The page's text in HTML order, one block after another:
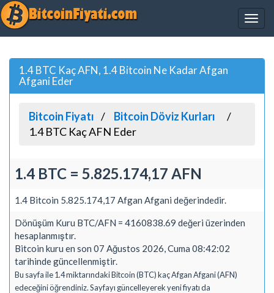
1.4 BTC Kaç AFN, 1.4 Bitcoin Ne Kadar Afgan
Afgani Eder
Bitcoin Fiyatı
Bitcoin Döviz Kurları
1.4 BTC Kaç AFN Eder
1.4 BTC = 5.825.174,17 AFN
1.4 Bitcoin 5.825.174,17 Afgan Afgani değerindedir.
Dönüşüm Kuru BTC/AFN = 4160838.69 değeri üzerinden
hesaplanmıştır.
Bitcoin kuru en son 07 Ağustos 2026, Cuma 08:42:02
tarihinde güncellenmiştir.
Bu sayfa ile 1.4 miktarındaki Bitcoin (BTC) kaç Afgan Afgani (AFN)
edeceğini öğrendiniz. Sayfayı güncelleyerek yeni fiyatı da